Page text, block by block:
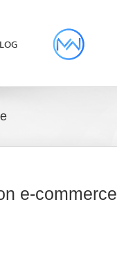
e-commerce